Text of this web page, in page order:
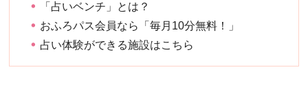
「占いベンチ」とは？
おふろパス会員なら「毎月10分無料！」
占い体験ができる施設はこちら